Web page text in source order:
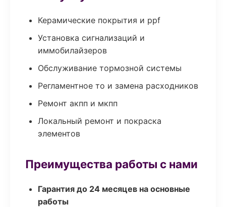
Керамические покрытия и ppf
Установка сигнализаций и
иммобилайзеров
Обслуживание тормозной системы
Регламентное то и замена расходников
Ремонт акпп и мкпп
Локальный ремонт и покраска
элементов
Преимущества работы с нами
Гарантия до 24 месяцев на основные
работы